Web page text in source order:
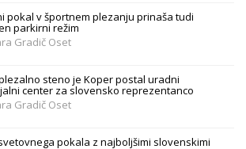
pokal v športnem plezanju prinaša tudi
parkirni režim
Gradič Oset
steno je Koper postal uradni
center za slovensko reprezentanco
Gradič Oset
pokala z najboljšimi slovenskimi